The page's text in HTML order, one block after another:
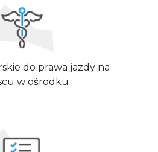
do prawa jazdy na
w ośrodku